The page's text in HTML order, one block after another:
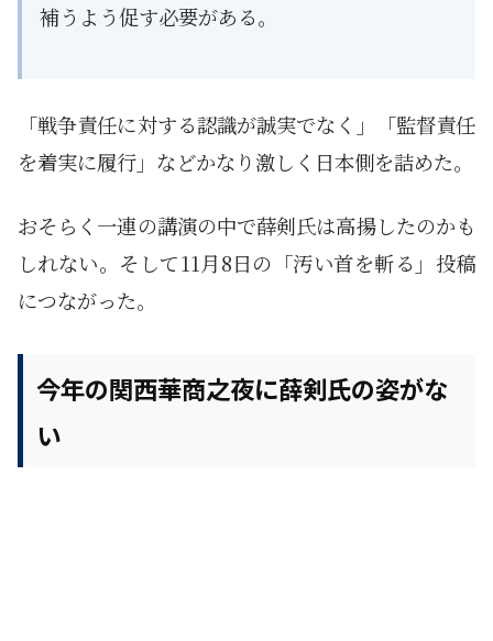
補うよう促す必要がある。
「戦争責任に対する認識が誠実でなく」「監督責任
を着実に履行」などかなり激しく日本側を詰めた。
おそらく一連の講演の中で薛剣氏は高揚したのかも
しれない。そして11月8日の「汚い首を斬る」投稿
につながった。
今年の関西華商之夜に薛剣氏の姿がな
い